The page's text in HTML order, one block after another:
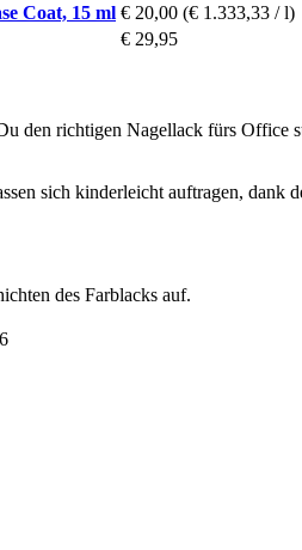
Coat, 15 ml € 20,00 (€ 1.333,33 / l)
€ 29,95
den richtigen Nagellack fürs Office
sich kinderleicht auftragen,
des Farblacks auf.